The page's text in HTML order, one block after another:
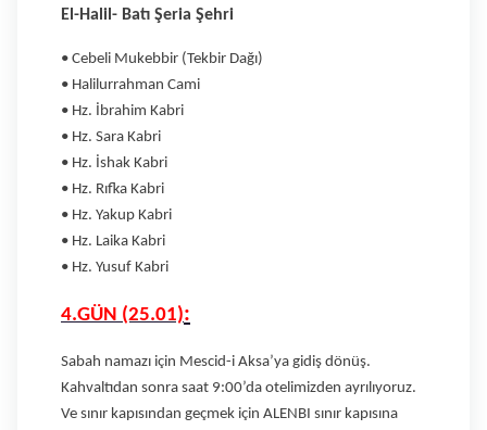
El-Halil- Batı Şeria Şehri
• Cebeli Mukebbir (Tekbir Dağı)
• Halilurrahman Cami
• Hz. İbrahim Kabri
• Hz. Sara Kabri
• Hz. İshak Kabri
• Hz. Rıfka Kabri
• Hz. Yakup Kabri
• Hz. Laika Kabri
• Hz. Yusuf Kabri
4.GÜN (25.01):
Sabah namazı için Mescid-i Aksa’ya gidiş dönüş.
Kahvaltıdan sonra saat 9:00’da otelimizden ayrılıyoruz.
Ve sınır kapısından geçmek için ALENBI sınır kapısına